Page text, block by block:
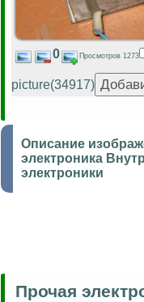
0 Просмотров 1273
picture(34917)
Описание
электроника
электроники
Прочая